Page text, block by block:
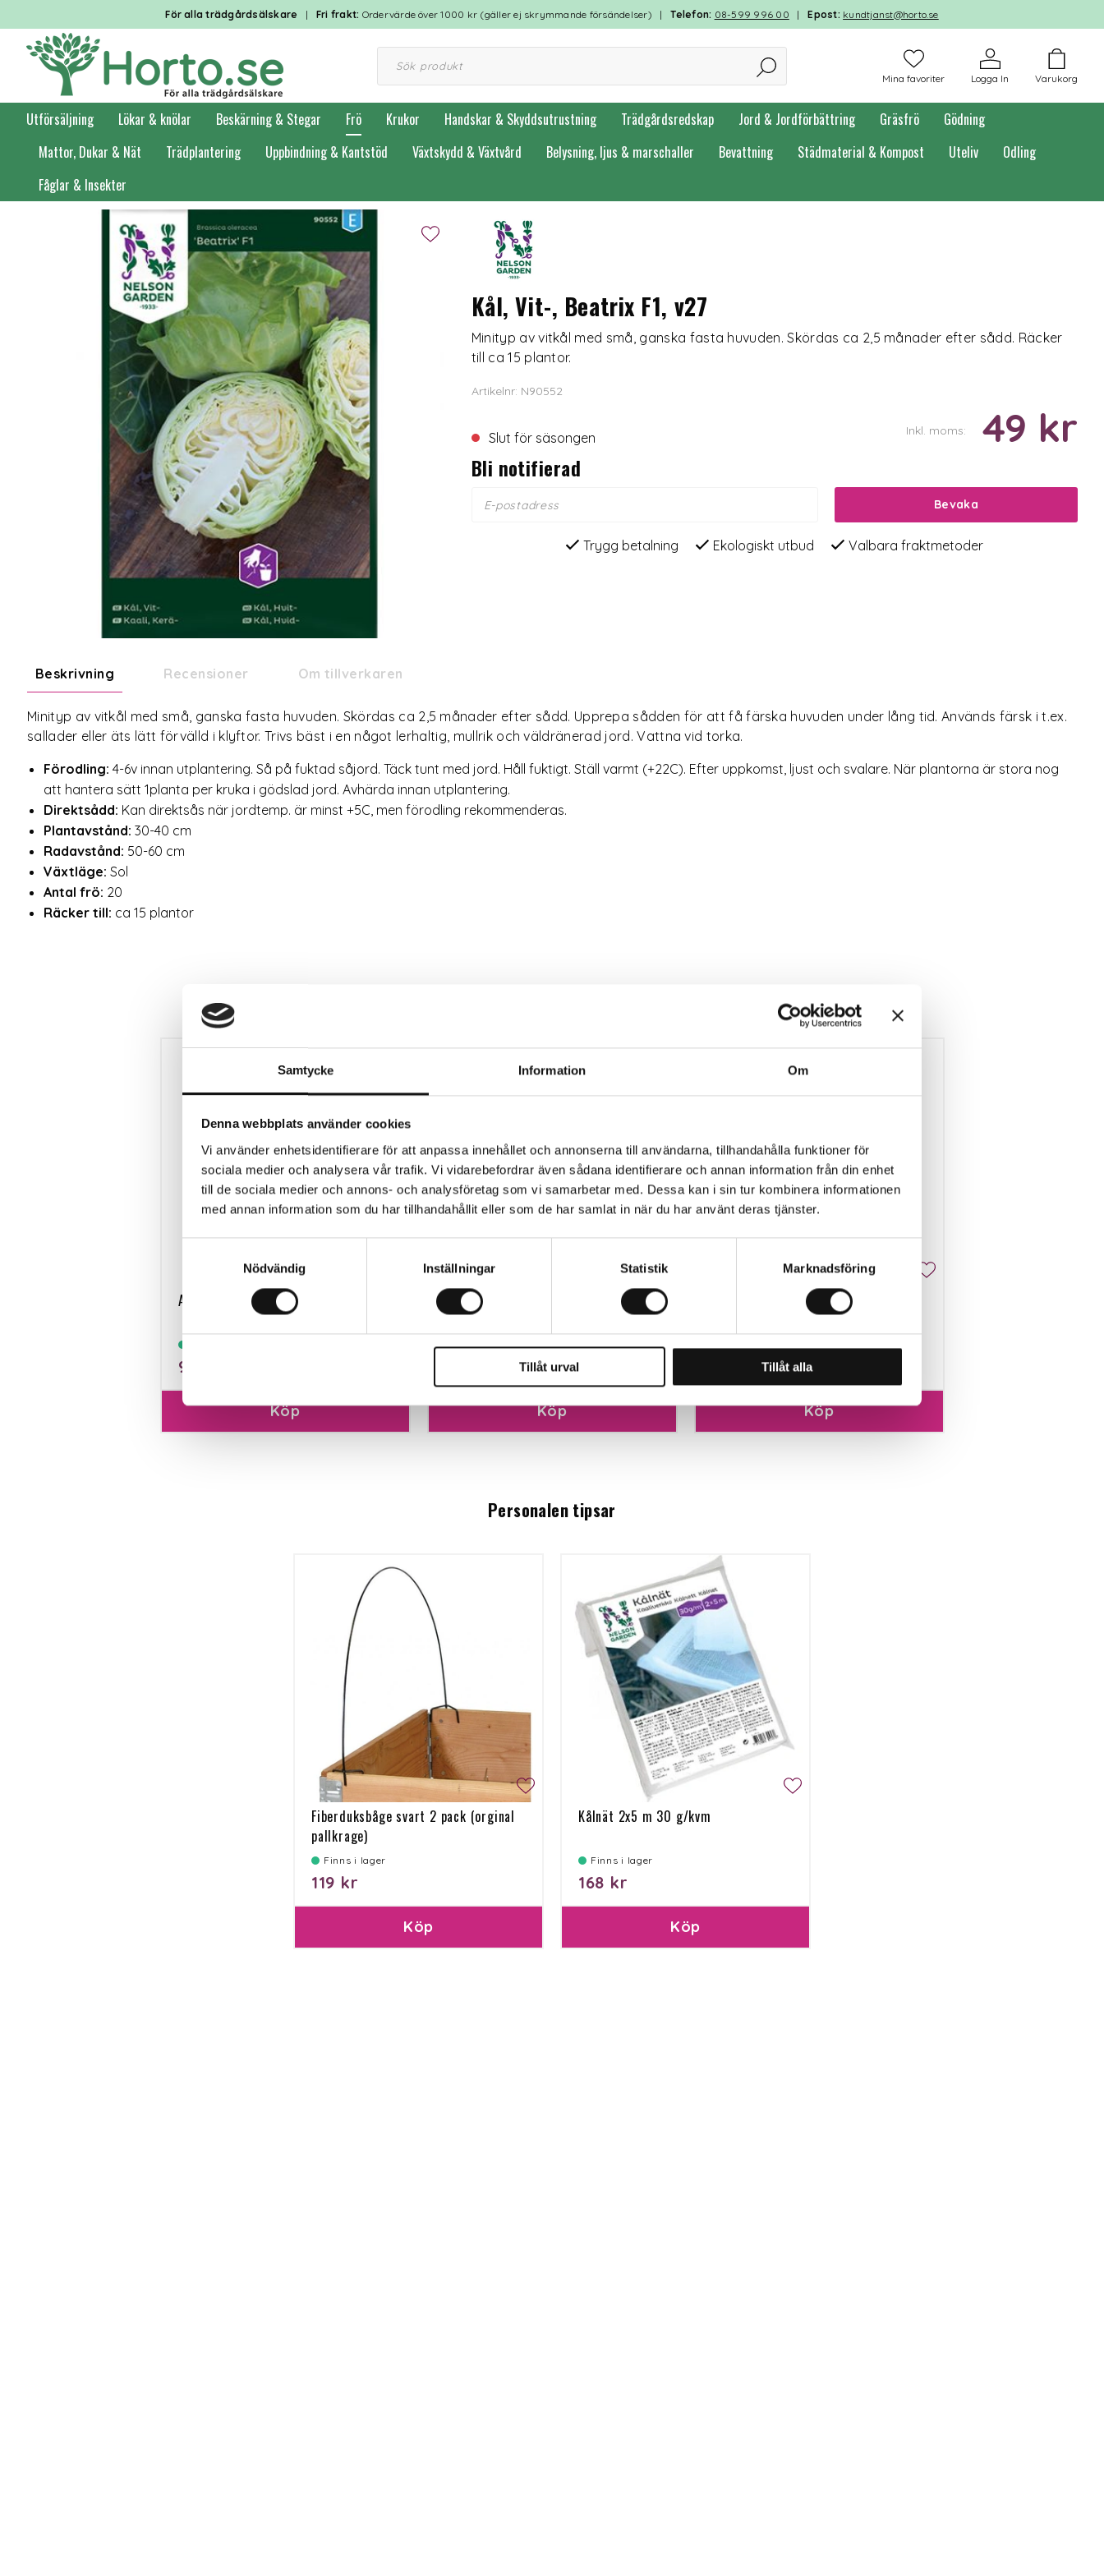
Samtycke Information Om
Denna webbplats använder cookies
Vi använder enhetsidentifierare för att anpassa innehållet och annonserna till användarna, tillhandahålla funktioner för
sociala medier och analysera vår trafik. Vi vidarebefordrar även sådana identifierare och annan information från din enhet
till de sociala medier och annons- och analysföretag som vi samarbetar med. Dessa kan i sin tur kombinera informationen
med annan information som du har tillhandahållit eller som de har samlat in när du har använt deras tjänster.
Nödvändig
Inställningar Statistik Marknadsföring
Tillåt urval Tillåt alla
För alla trädgårdsälskare | Fri frakt: Ordervärde över 1000 kr (gäller ej skrymmande försändelser) |Telefon: 08-599 996 00 |Epost: kundtjanst@horto.se
Varukorg
Logga In
Mina favoriter
Utförsäljning Lökar & knölar Beskärning & Stegar Frö Krukor Handskar & Skyddsutrustning Trädgårdsredskap Jord & Jordförbättring Gräsfrö
Gödning
Mattor, Dukar & Nät
Trädplantering Uppbindning & Kantstöd Växtskydd & Växtvård Belysning, ljus & marschaller Bevattning Städmaterial & Kompost Uteliv
Odling
Fåglar & Insekter
Förstasidan Frö
Kål, Vit-, Beatrix F1, v27
Minityp av vitkål med små, ganska fasta huvuden. Skördas ca 2,5 månader efter sådd. Räcker
till ca 15 plantor.
Artikelnr: N90552
Slut för säsongen Inkl. moms: 49 kr
Bli notifierad
Bevaka
Trygg betalning Ekologiskt utbud Valbara fraktmetoder
Beskrivning Recensioner Om tillverkaren
Minityp av vitkål med små, ganska fasta huvuden. Skördas ca 2,5 månader efter sådd. Upprepa sådden för att få färska huvuden under lång tid. Används färsk i t.ex.
sallader eller äts lätt förvälld i klyftor. Trivs bäst i en något lerhaltig, mullrik och väldränerad jord. Vattna vid torka.
Förodling: 4-6v innan utplantering. Så på fuktad såjord. Täck tunt med jord. Håll fuktigt. Ställ varmt (+22C). Efter uppkomst, ljust och svalare. När plantorna är stora nog
att hantera sätt 1planta per kruka i gödslad jord. Avhärda innan utplantering.
Direktsådd: Kan direktsås när jordtemp. är minst +5C, men förodling rekommenderas.
Plantavstånd: 30-40 cm
Radavstånd: 50-60 cm
Växtläge: Sol
Antal frö: 20
Räcker till: ca 15 plantor
Algomin Flytande Näring 1L KRAV
99 kr
Köp
Turex Larvskydd 50WP 50g (reg
4492)
Finns i lager
Köp
Rölunda Såjord EKO 8L
Köp
Personalen tipsar
Fiberduksbåge svart 2 pack (orginal
pallkrage)
Finns i lager
119 kr
Köp
Kålnät 2x5 m 30 g/kvm
Finns i lager
168 kr
Köp